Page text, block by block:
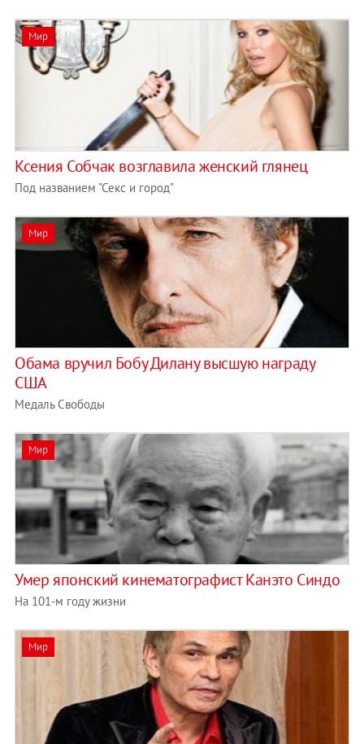
Мир
Ксения Собчак возглавила женский глянец
Под названием "Секс и город"
Мир
Обама вручил Бобу Дилану высшую награду
США
Медаль Свободы
Мир
Умер японский кинематографист Канэто Синдо
На 101-м году жизни
Мир